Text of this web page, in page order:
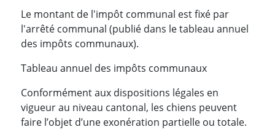
Le montant de l'impôt communal est fixé par
l'arrêté communal (publié dans le tableau annuel
des impôts communaux).
Tableau annuel des impôts communaux
Conformément aux dispositions légales en
vigueur au niveau cantonal, les chiens peuvent
faire l’objet d’une exonération partielle ou totale.